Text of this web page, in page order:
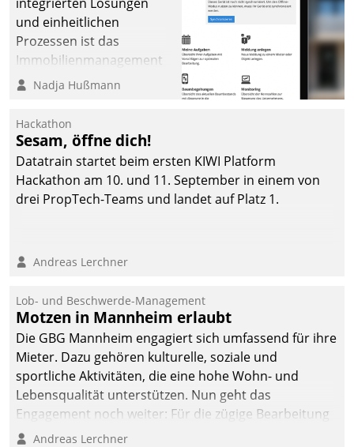
und einheitlichen
Prozessen ist das
Immobilienmanagement
der Bayerischen
Ressort Kapitalanlage für
künftige Aufgaben und
Herausforderungen
gerüstet.
Nadja Hußmann
Hackathon
Sesam, öffne dich!
Datatrain startet beim ersten KIWI Platform
Hackathon am 10. und 11. September in einem von
drei PropTech-Teams und landet auf Platz 1.
Andreas Lerchner
Lob- und Beschwerde-Management
Motzen in Mannheim erlaubt
Die GBG Mannheim engagiert sich umfassend für ihre
Mieter. Dazu gehören kulturelle, soziale und
sportliche Aktivitäten, die eine hohe Wohn- und
Lebensqualität unterstützen. Nun geht das
Engagement noch weiter: Für die zügige Bearbeitung
von Beschwerden – oder Lob – richtet das
Andreas Lerchner